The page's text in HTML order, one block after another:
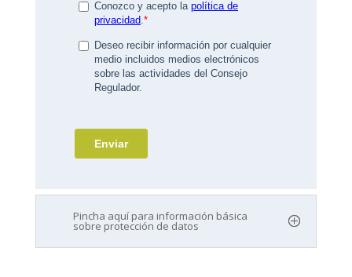
Pincha aquí para información básica
sobre protección de datos